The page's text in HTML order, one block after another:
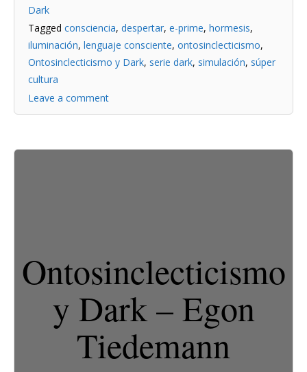
Dark
Tagged consciencia, despertar, e-prime, hormesis,
iluminación, lenguaje consciente, ontosinclecticismo,
Ontosinclecticismo y Dark, serie dark, simulación, súper
cultura
Leave a comment
Ontosinclecticismo
y Dark – Egon
Tiedemann